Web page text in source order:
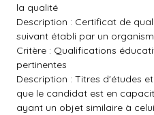
la qualité
Description : Certificat de
suivant établi par un
Critère : Qualifications
pertinentes
Description : Titres d'études
que le candidat est en
ayant un objet similaire à